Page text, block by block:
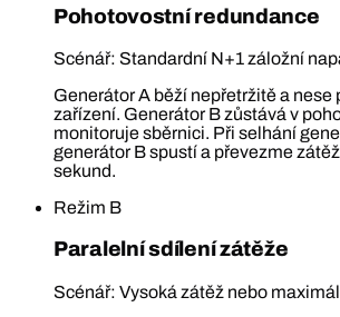
Pohotovostní redundance
Scénář: Standardní N+1 záložní
Generátor A běží nepřetržitě a nese
zařízení. Generátor B zůstává v
monitoruje sběrnici. Při selhání
generátor B spustí a převezme
sekund.
Režim B
Paralelní sdílení zátěže
Scénář: Vysoká zátěž nebo